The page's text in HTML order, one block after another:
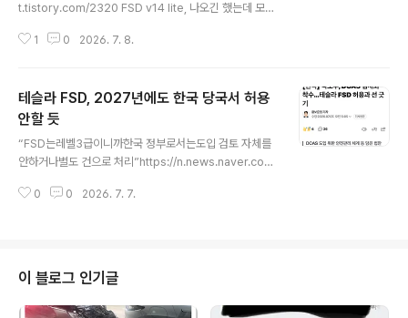
t.tistory.com/2320 FSD v14 lite, 나오긴 했는데 모델
을 위한fsd가 마침내 미국서 공개릴리즈 노트 버전 2026.
slaapp.cmeritocrat.tistory.com 미국에서도 다양한
후기가 아주 조금씩 쏟아지기 시작함.대부분 얼리 리뷰를
위한 인플루언서이긴 하지만... 의도된 메시지들이긴 하지
만,어찌됐던 이 오래된 하드웨어로 발췌해서잘 구현한다는
데 대단하기는 한 거 아님. (거의 대부분의 기존 레거시 제
조사들이 출시된 차량을..
1 0 2026. 7. 8.
테슬라 FSD, 2027년에도 한국 당국서 허용
안할 듯
“FSD는레벨3급이니까한국 정부로서는도입 검토 자체를
안하거나별도 건으로 처리”https://n.news.naver.co
부, DCAS 법제화 착수…테슬라 FSD 허용과 선 긋기정부
SD를 별도 기술로 판n.news.naver.com알림)2026.7.
7. 개정정보통신망법(입틀막법) 의거포스팅이 허위정보로
규정될 수 있으므로열람 외 재배포는 지양 바랍니다.Merit
0 0 2026. 7. 7.
이 블로그 인기글